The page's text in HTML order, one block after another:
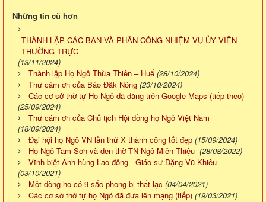
Những tin cũ hơn
THÀNH LẬP CÁC BAN VÀ PHÂN CÔNG NHIỆM VỤ ỦY VIÊN
THƯỜNG TRỰC
(13/11/2024)
Thành lập Họ Ngô Thừa Thiên – Huế (28/10/2024)
Thư cám ơn của Báo Đăk Nông (23/10/2024)
Các cơ sở thờ tự Họ Ngô đã đăng trên Google Maps (tiếp theo)
(25/09/2024)
Thư cám ơn của Chủ tịch Hội đồng họ Ngô Việt Nam
(18/09/2024)
Đại hội họ Ngô VN lần thứ X thành công tốt đẹp (15/09/2024)
Họ Ngô Tam Sơn và đền thờ TN Ngô Miễn Thiệu (28/08/2022)
Vĩnh biệt Anh hùng Lao đông - Giáo sư Đặng Vũ Khiêu
(03/10/2021)
Một dòng họ có 9 sắc phong bị thất lạc (04/04/2021)
Các cơ sở thờ tự họ Ngô đã đưa lên mạng (tiếp) (19/03/2021)